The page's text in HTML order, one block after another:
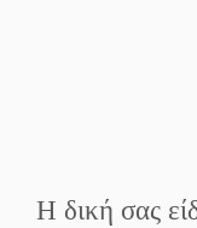
Η δική σας